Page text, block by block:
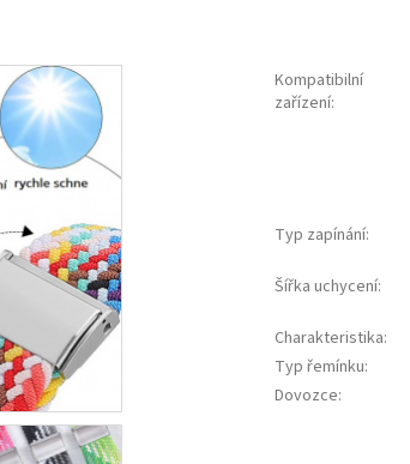
Kompatibilní
zařízení:
Typ zapínání:
Šířka uchycení:
Charakteristika:
Typ řemínku:
Dovozce: